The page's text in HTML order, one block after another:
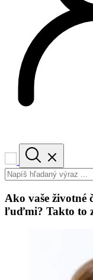
Ako vaše životné
ľuďmi? Takto to